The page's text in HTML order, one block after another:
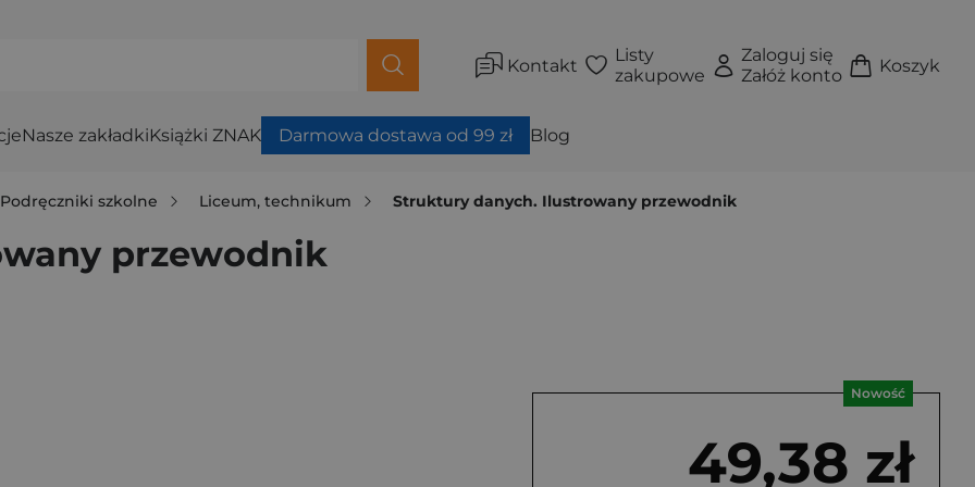
Kontakt
Listy
zakupowe
Zaloguj się
Załóż konto
Koszyk
Nasze zakładkiKsiążki ZNAK Darmowa dostawa od 99 zł Blog
Podręczniki szkolne Liceum, technikum Struktury danych. Ilustrowany przewodnik
przewodnik
Nowość
49,38 zł